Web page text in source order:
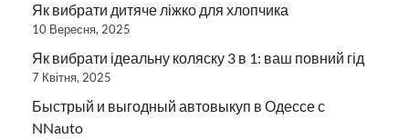
Як вибрати дитяче ліжко для хлопчика
10 Вересня, 2025
Як вибрати ідеальну коляску 3 в 1: ваш повний гід
7 Квітня, 2025
Быстрый и выгодный автовыкуп в Одессе с
NNauto